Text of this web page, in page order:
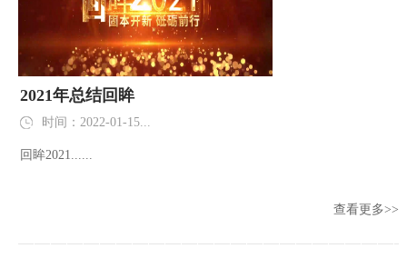
2021年总结回眸
时间：2022-01-15...
回眸2021......
查看更多>>